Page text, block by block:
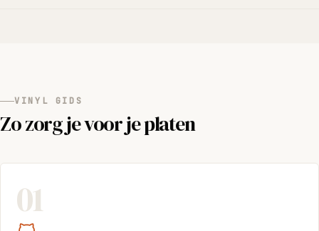
VINYL GIDS
Zo zorg je voor je platen
01